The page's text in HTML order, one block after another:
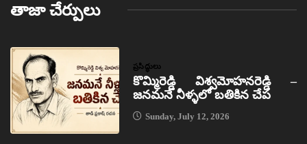
తాజా చేర్పులు
ప్రసిద్ధులు
కొమ్మిరెడ్డి విశ్వమోహనరెడ్డి –
జనమనే నీళ్ళలో బతికిన చేప
Sunday, July 12, 2026